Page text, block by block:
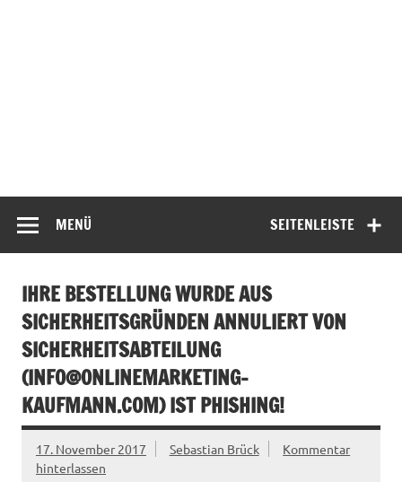
SEITENLEISTE
MENÜ
IHRE BESTELLUNG WURDE AUS
SICHERHEITSGRÜNDEN ANNULIERT VON
SICHERHEITSABTEILUNG
(INFO@ONLINEMARKETING-
KAUFMANN.COM) IST PHISHING!
17. November 2017 Sebastian Brück
Kommentar
hinterlassen